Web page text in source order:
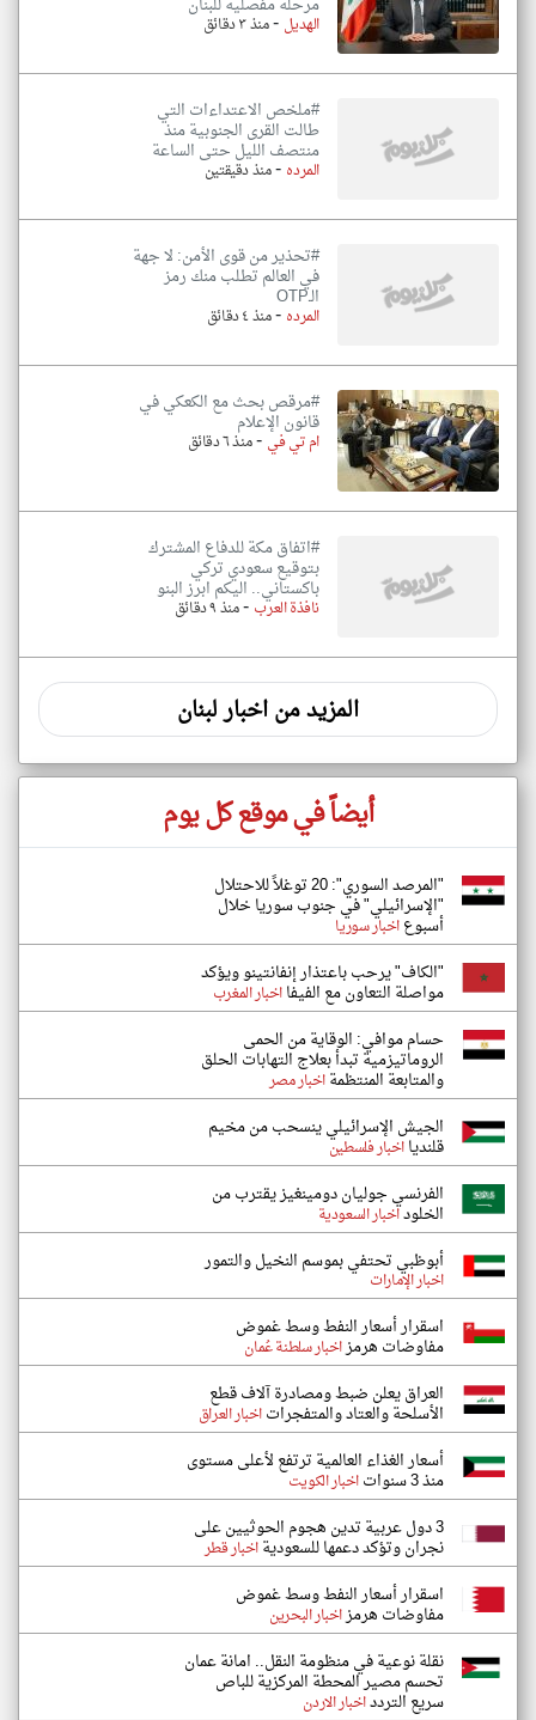
الهديل -منذ ٣ دقائق
#ملخص الاعتداءات التي
طالت القرى الجنوبية منذ
منتصف الليل حتى الساعة
المرده -منذ دقيقتين
#تحذير من قوى الأمن: لا جهة
في العالم تطلب منك رمز
الـOTP
المرده -منذ ٤ دقائق
#مرقص بحث مع الكعكي في
قانون الإعلام
ام تي في -منذ ٦ دقائق
#اتفاق مكة للدفاع المشترك
بتوقيع سعودي تركي
باكستاني.. اليكم ابرز البنو
نافذة العرب -منذ ٩ دقائق
المزيد من اخبار لبنان
أيضاً في موقع كل يوم
"المرصد السوري": 20 توغلاً للاحتلال
"الإسرائيلي" في جنوب سوريا خلال
أسبوعاخبار سوريا
"الكاف" يرحب باعتذار إنفانتينو ويؤكد
مواصلة التعاون مع الفيفااخبار المغرب
حسام موافي: الوقاية من الحمى
الروماتيزمية تبدأ بعلاج التهابات الحلق
والمتابعة المنتظمةاخبار مصر
الجيش الإسرائيلي ينسحب من مخيم
قلنديااخبار فلسطين
الفرنسي جوليان دومينغيز يقترب من
الخلوداخبار السعودية
أبوظبي تحتفي بموسم النخيل والتمور
اخبار الإمارات
اسقرار أسعار النفط وسط غموض
مفاوضات هرمزاخبار سلطنة عُمان
العراق يعلن ضبط ومصادرة آلاف قطع
الأسلحة والعتاد والمتفجراتاخبار العراق
أسعار الغذاء العالمية ترتفع لأعلى مستوى
منذ 3 سنوات اخبار الكويت
3 دول عربية تدين هجوم الحوثيين على
نجران وتؤكد دعمها للسعوديةاخبار قطر
اسقرار أسعار النفط وسط غموض
مفاوضات هرمزاخبار البحرين
نقلة نوعية في منظومة النقل.. امانة عمان
تحسم مصير المحطة المركزية للباص
سريع التردداخبار الاردن